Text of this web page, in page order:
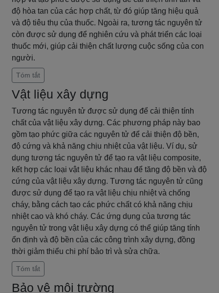
độ hòa tan của các hợp chất, từ đó giúp tăng hiệu quả
và độ tiêu thụ của thuốc. Ngoài ra, tương tác nguyên tử
còn được sử dụng để nghiên cứu và phát triển các loại
thuốc mới, giúp cải thiện chất lượng cuộc sống của con
người.
Tóm tắt
Vật liệu xây dựng
Tương tác nguyên tử được sử dụng để cải thiện tính
chất của vật liệu xây dựng. Các phương pháp này bao
gồm tạo phức giữa các nguyên tử để cải thiện độ bền,
độ cứng và khả năng chịu nhiệt của vật liệu. Ví dụ, sử
dụng tương tác nguyên tử để tạo ra vật liệu composite,
kết hợp các loại vật liệu khác nhau để tăng độ bền và độ
cứng của vật liệu xây dựng. Tương tác nguyên tử cũng
được sử dụng để tạo ra vật liệu chịu nhiệt và chống
cháy, bằng cách tạo các phức chất có khả năng chịu
nhiệt cao và khó cháy. Các ứng dụng của tương tác
nguyên tử trong vật liệu xây dựng có thể giúp tăng tính
ổn định và độ bền của các công trình xây dựng, đồng
thời giảm thiểu chi phí bảo trì và sửa chữa.
Tóm tắt
Bảo vệ môi trường